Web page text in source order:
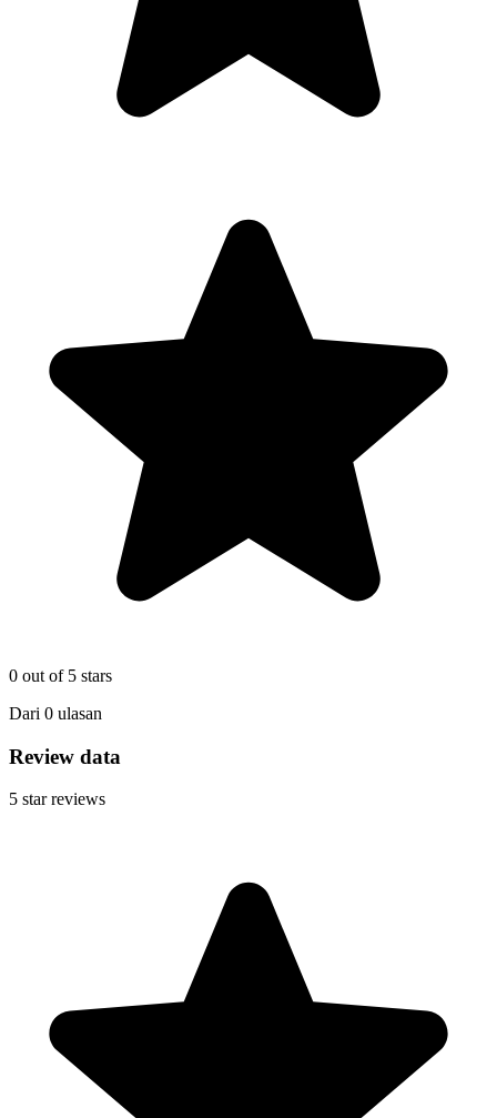
0 out of 5 stars
Dari 0 ulasan
Review data
5 star reviews